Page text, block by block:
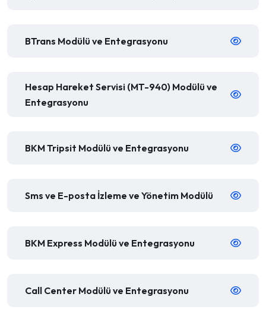
BTrans Modülü ve Entegrasyonu
Hesap Hareket Servisi (MT-940) Modülü ve
Entegrasyonu
BKM Tripsit Modülü ve Entegrasyonu
Sms ve E-posta İzleme ve Yönetim Modülü
BKM Express Modülü ve Entegrasyonu
Call Center Modülü ve Entegrasyonu